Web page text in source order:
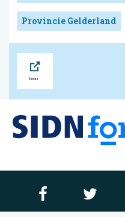
Provincie Gelderland